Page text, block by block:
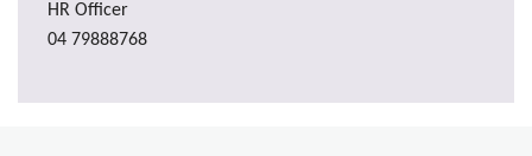
HR Officer
04 79888768